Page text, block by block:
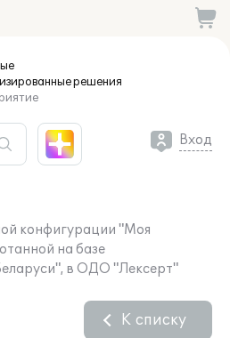
решения
Вход
конфигурации "Моя
на базе
в ОДО "Лексерт"
К списку